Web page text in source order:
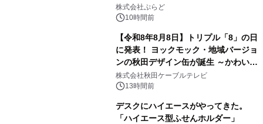
きで Villa Mon Temps AWAJIの連泊
素泊りプラン
株式会社ぷらど
10時間前
【令和8年8月8日】トリプル「8」の日
に発表！ ヨックモック・地域バージョ
ンの秋田デザイン缶が誕生 ～かわいい
秋田犬の子犬と秋田の四季と名所を巡
るパッケージ～ 9月1日(火)秋田県内で
株式会社秋田ケーブルテレビ
13時間前
デスクにハイエースがやってきた。
「ハイエース型ふせんホルダー」